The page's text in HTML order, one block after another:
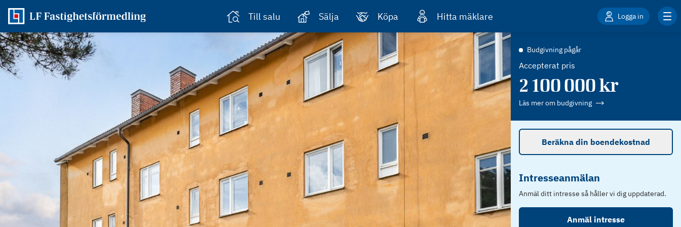
Till salu Sälja Köpa Hitta mäklare Logga in
Budgivning pågår
Accepterat pris
2 100 000kr
Läs mer om budgivning
Beräkna din boendekostnad
Intresseanmälan
Anmäl ditt intresse så håller vi dig uppdaterad.
Anmäl intresse